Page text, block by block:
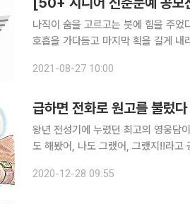
나직이 숨을 고르고는 붓에 힘을 주
호흡을 가다듬고 마지막 획을 길게 내
깃들어 있는 모양새다. 마주 보는 획
2021-08-27 10:00
급하면 전화로 원고를 불렀다
왕년 전성기에 누렸던 최고의 영웅담
도 해봤어, 나도 그랬어, 그랬지!!라고
난 1960년 12월 31일, 내가 타고 온
2020-12-28 09:55